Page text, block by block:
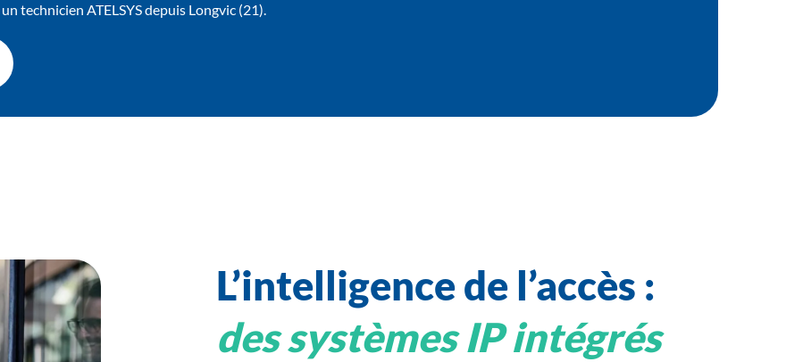
technicien ATELSYS depuis Longvic (21).
L’intelligence de l’accès :
des systèmes IP intégrés